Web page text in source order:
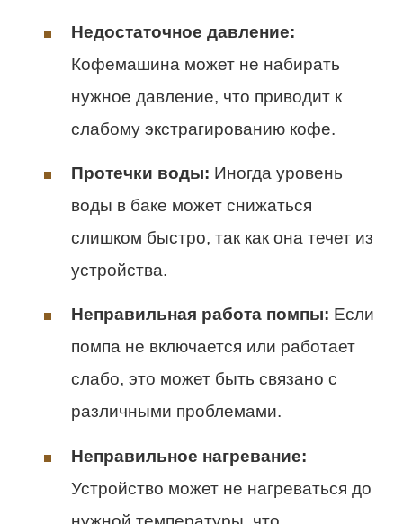
Недостаточное давление:
Кофемашина может не набирать
нужное давление, что приводит к
слабому экстрагированию кофе.
Протечки воды: Иногда уровень
воды в баке может снижаться
слишком быстро, так как она течет из
устройства.
Неправильная работа помпы: Если
помпа не включается или работает
слабо, это может быть связано с
различными проблемами.
Неправильное нагревание:
Устройство может не нагреваться до